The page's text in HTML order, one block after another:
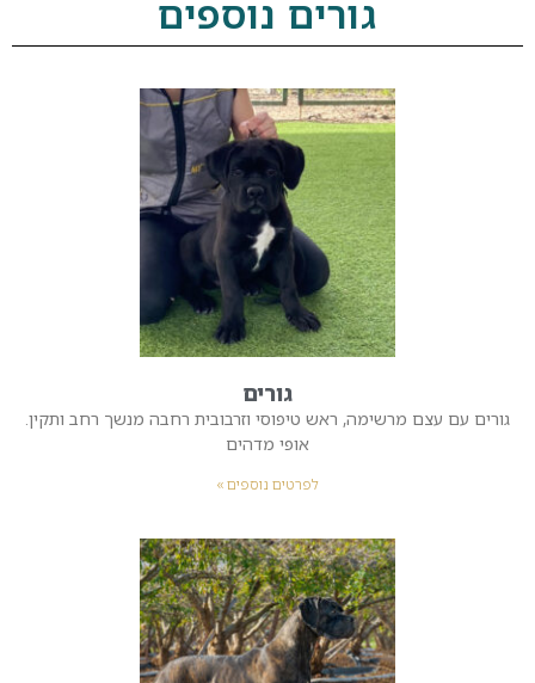
גורים נוספים
גורים
גורים עם עצם מרשימה, ראש טיפוסי וזרבובית רחבה מנשך רחב ותקין.
אופי מדהים
לפרטים נוספים »